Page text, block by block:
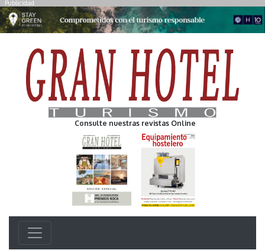
Publicidad
Consulte nuestras revistas Online